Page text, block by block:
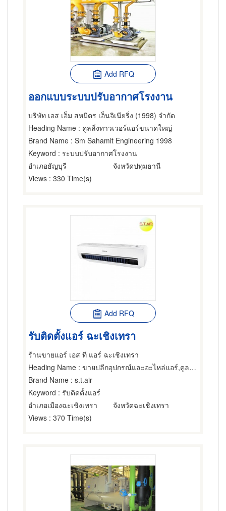
Add RFQ
ออกแบบระบบปรับอากาศโรงงาน
บริษัท เอส เอ็ม สหมิตร เอ็นจิเนียริ่ง (1998) จำกัด
Heading Name : คูลลิ่งทาวเวอร์แอร์ขนาดใหญ่
Brand Name : Sm Sahamit Engineering 1998
Keyword : ระบบปรับอากาศโรงงาน
อำเภอธัญบุรี
จังหวัดปทุมธานี
Views : 330 Time(s)
Add RFQ
รับติดตั้งแอร์ ฉะเชิงเทรา
ร้านขายแอร์ เอส ที แอร์ ฉะเชิงเทรา
Heading Name : ขายปลีกอุปกรณ์และอะไหล่แอร์,คูลลิ่งทาวเวอร์แอร์ขนาดใหญ่,ขายปลีกอุปกรณ์และอะไหล่แอร์
Brand Name : s.t.air
Keyword : รับติดตั้งแอร์
อำเภอเมืองฉะเชิงเทรา
จังหวัดฉะเชิงเทรา
Views : 370 Time(s)